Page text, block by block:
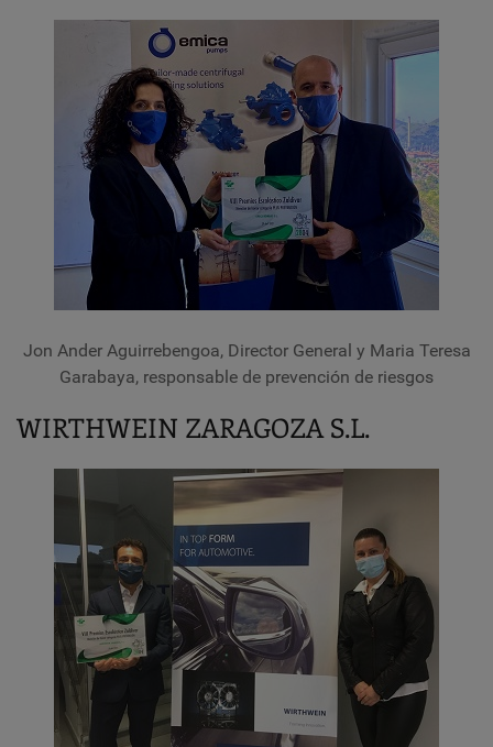
Jon Ander Aguirrebengoa, Director General y Maria Teresa
Garabaya, responsable de prevención de riesgos
WIRTHWEIN ZARAGOZA S.L.